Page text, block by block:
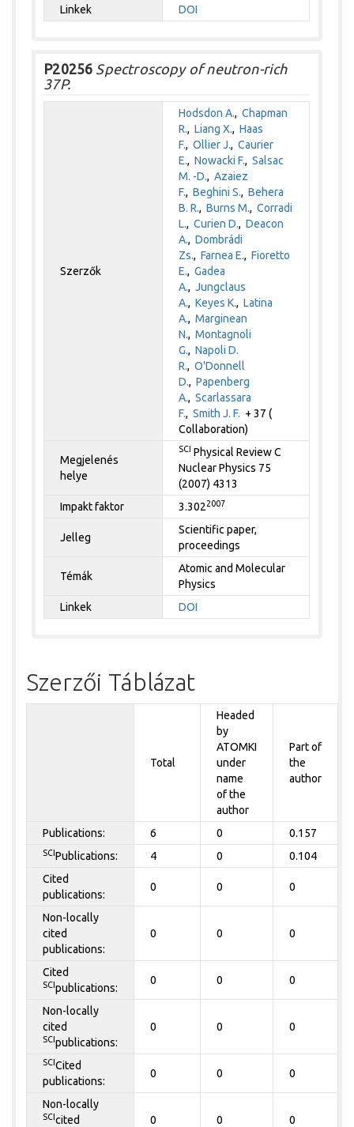
Linkek
DOI
P20256 Spectroscopy of neutron-rich
37P.
Szerzők
Hodsdon A.,Chapman
R.,Liang X.,Haas
F.,Ollier J.,Caurier
E.,Nowacki F.,Salsac
M. -D.,Azaiez
F.,Beghini S.,Behera
B. R.,Burns M.,Corradi
L.,Curien D.,Deacon
A.,Dombrádi
Zs.,Farnea E.,Fioretto
E.,Gadea
A.,Jungclaus
A.,Keyes K.,Latina
A.,Marginean
N.,Montagnoli
G.,Napoli D.
R.,O'Donnell
D.,Papenberg
A.,Scarlassara
F.,Smith J. F. + 37 (
Collaboration)
Megjelenés
helye
SCI Physical Review C
Nuclear Physics 75
(2007) 4313
Impakt faktor
3.3022007
Jelleg
Scientific paper,
proceedings
Témák
Atomic and Molecular
Physics
Linkek
DOI
Szerzői Táblázat
Total
Headed
by
ATOMKI
under
name
of the
author
Part of
the
author
Publications: 6 0 0.157
SCIPublications: 4 0 0.104
Cited
publications:
0 0 0
Non-locally
cited
publications:
0 0 0
Cited
SCIpublications:
0 0 0
Non-locally
cited
SCIpublications:
0 0 0
SCICited
publications:
0 0 0
Non-locally
SCIcited
0 0 0